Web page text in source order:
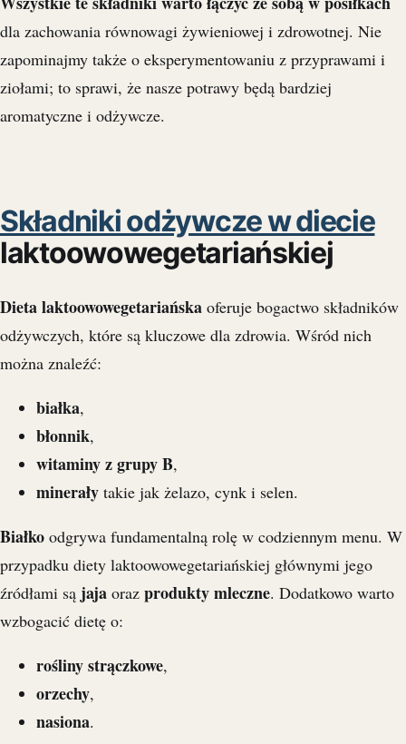
dla zachowania równowagi żywieniowej i zdrowotnej. Nie
zapominajmy także o eksperymentowaniu z przyprawami i
ziołami; to sprawi, że nasze potrawy będą bardziej
aromatyczne i odżywcze.
Składniki odżywcze w diecie
laktoowowegetariańskiej
Dieta laktoowowegetariańska oferuje bogactwo składników
odżywczych, które są kluczowe dla zdrowia. Wśród nich
można znaleźć:
białka,
błonnik,
witaminy z grupy B,
minerały takie jak żelazo, cynk i selen.
Białko odgrywa fundamentalną rolę w codziennym menu. W
przypadku diety laktoowowegetariańskiej głównymi jego
źródłami są jaja oraz produkty mleczne. Dodatkowo warto
wzbogacić dietę o:
rośliny strączkowe,
orzechy,
nasiona.